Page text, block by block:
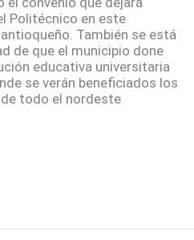
Politécnico en este
También se está
de que el municipio done
educativa universitaria
se verán beneficiados los
todo el nordeste